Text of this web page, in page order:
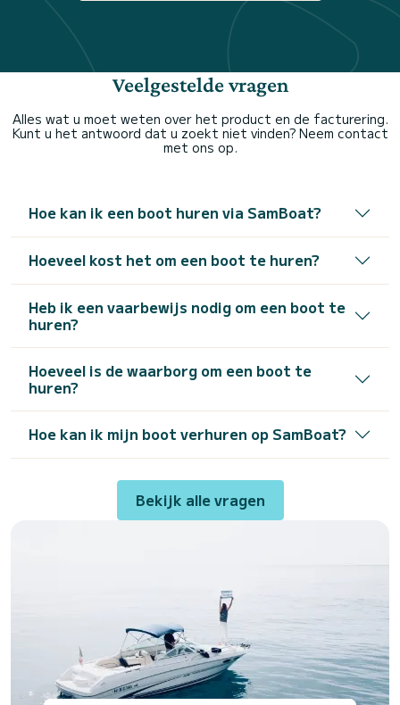
Veelgestelde vragen
Alles wat u moet weten over het product en de facturering.
Kunt u het antwoord dat u zoekt niet vinden? Neem contact
met ons op.
Hoe kan ik een boot huren via SamBoat?
Hoeveel kost het om een boot te huren?
Heb ik een vaarbewijs nodig om een boot te
huren?
Hoeveel is de waarborg om een boot te
huren?
Hoe kan ik mijn boot verhuren op SamBoat?
Bekijk alle vragen